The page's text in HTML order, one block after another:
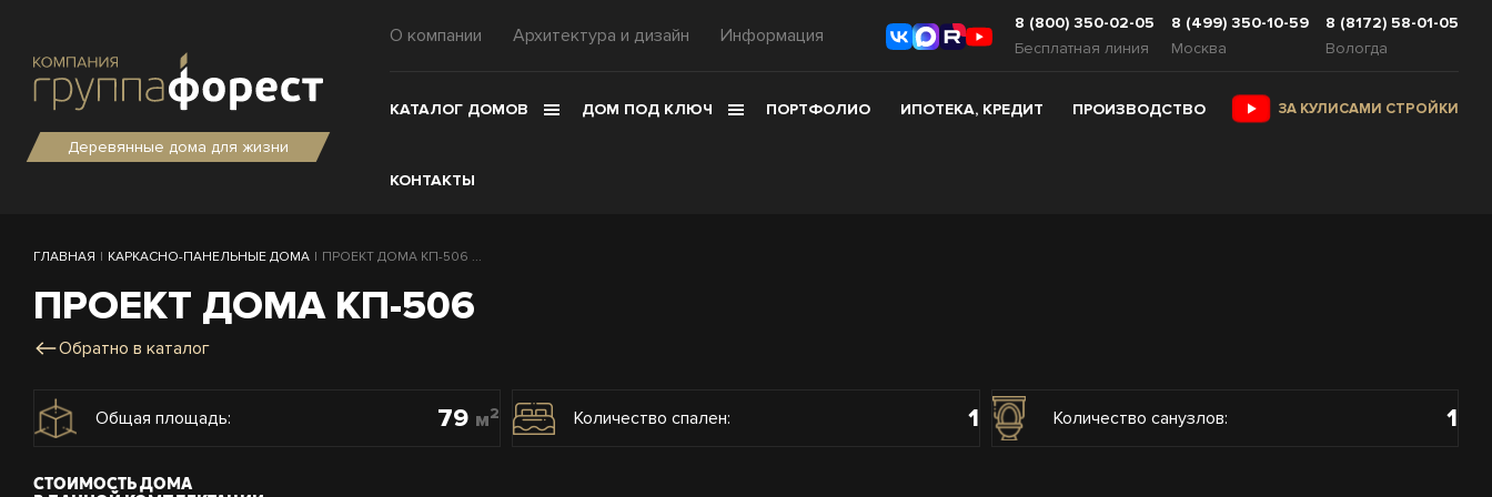
Деревянные дома для жизни
О компании Архитектура и дизайн Информация
8 (800) 350-02-05
Бесплатная линия
8 (499) 350-10-59
Москва
8 (8172) 58-01-05
Вологда
КАТАЛОГ ДОМОВ ДОМ ПОД КЛЮЧ ПОРТФОЛИО ИПОТЕКА, КРЕДИТ ПРОИЗВОДСТВО ЗА КУЛИСАМИ СТРОЙКИ
КОНТАКТЫ
ГЛАВНАЯ | КАРКАСНО-ПАНЕЛЬНЫЕ ДОМА | ПРОЕКТ ДОМА КП-506 ...
ПРОЕКТ ДОМА КП-506
Обратно в каталог
Общая площадь: 79 м2 Количество спален: 1 Количество санузлов: 1
СТОИМОСТЬ ДОМА